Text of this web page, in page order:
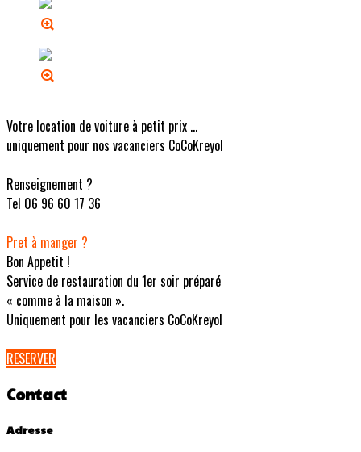
Votre location de voiture à petit prix ...
uniquement pour nos vacanciers CoCoKreyol
Renseignement ?
Tel 06 96 60 17 36
Pret à manger ?
Bon Appetit !
Service de restauration du 1er soir préparé
« comme à la maison ».
Uniquement pour les vacanciers CoCoKreyol
RESERVER
Contact
Adresse